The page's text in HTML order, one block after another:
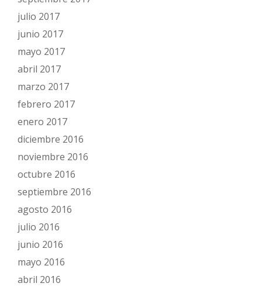
julio 2017
junio 2017
mayo 2017
abril 2017
marzo 2017
febrero 2017
enero 2017
diciembre 2016
noviembre 2016
octubre 2016
septiembre 2016
agosto 2016
julio 2016
junio 2016
mayo 2016
abril 2016